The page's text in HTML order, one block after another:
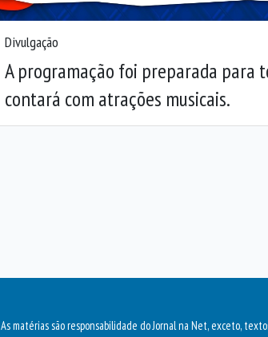
Divulgação
A programação foi preparada para
contará com atrações musicais.
As matérias são responsabilidade do Jornal na Net, exceto,